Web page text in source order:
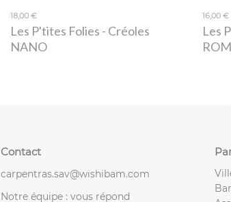
18,00 €
Les P'tites Folies - Créoles
NANO
16,00 €
Les
Contact
carpentras.sav@wishibam.com
Notre équipe : vous répond